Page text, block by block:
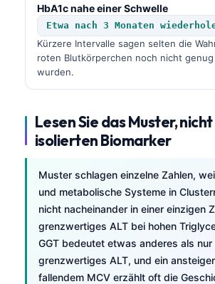
HbA1c nahe einer Schwelle
Etwa nach 3 Monaten
Kürzere Intervalle sagen selten die
roten Blutkörperchen noch nicht
wurden.
Lesen Sie das Muster,
isolierten Biomarker
Muster schlagen einzelne Zahlen,
und metabolische Systeme in
nicht nacheinander in einer einzigen
grenzwertiges ALT bei hohen
GGT bedeutet etwas anderes als nur
grenzwertiges ALT, und ein
fallendem MCV erzählt oft die
فارسی
Български
Dansk
Nederlands
हिन्दी
Հայերեն
Српски језик
Svenska
Bosanski
Azərbaycan dili